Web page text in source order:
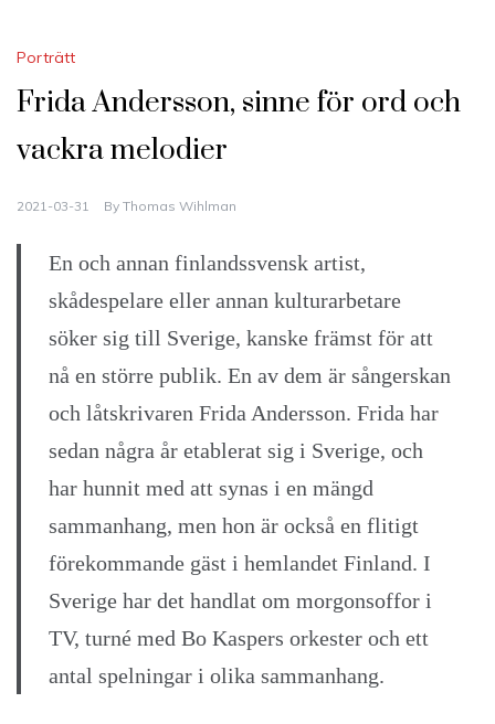
Porträtt
Frida Andersson, sinne för ord och
vackra melodier
2021-03-31 By Thomas Wihlman
En och annan finlandssvensk artist,
skådespelare eller annan kulturarbetare
söker sig till Sverige, kanske främst för att
nå en större publik. En av dem är sångerskan
och låtskrivaren Frida Andersson. Frida har
sedan några år etablerat sig i Sverige, och
har hunnit med att synas i en mängd
sammanhang, men hon är också en flitigt
förekommande gäst i hemlandet Finland. I
Sverige har det handlat om morgonsoffor i
TV, turné med Bo Kaspers orkester och ett
antal spelningar i olika sammanhang.